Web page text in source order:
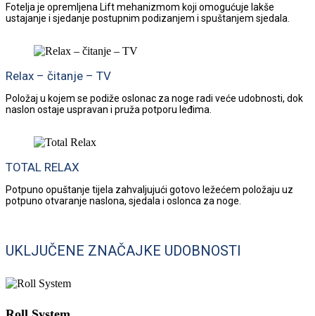
Fotelja je opremljena Lift mehanizmom koji omogućuje lakše
ustajanje i sjedanje postupnim podizanjem i spuštanjem sjedala.
Relax – čitanje – TV
Položaj u kojem se podiže oslonac za noge radi veće udobnosti, dok
naslon ostaje uspravan i pruža potporu leđima.
TOTAL RELAX
Potpuno opuštanje tijela zahvaljujući gotovo ležećem položaju uz
potpuno otvaranje naslona, sjedala i oslonca za noge.
UKLJUČENE ZNAČAJKE UDOBNOSTI